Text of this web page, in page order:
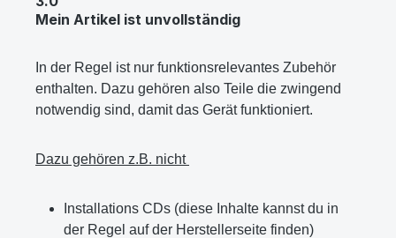
Mein Artikel ist unvollständig
In der Regel ist nur funktionsrelevantes Zubehör
enthalten. Dazu gehören also Teile die zwingend
notwendig sind, damit das Gerät funktioniert.
Dazu gehören z.B. nicht
Installations CDs (diese Inhalte kannst du in
der Regel auf der Herstellerseite finden)